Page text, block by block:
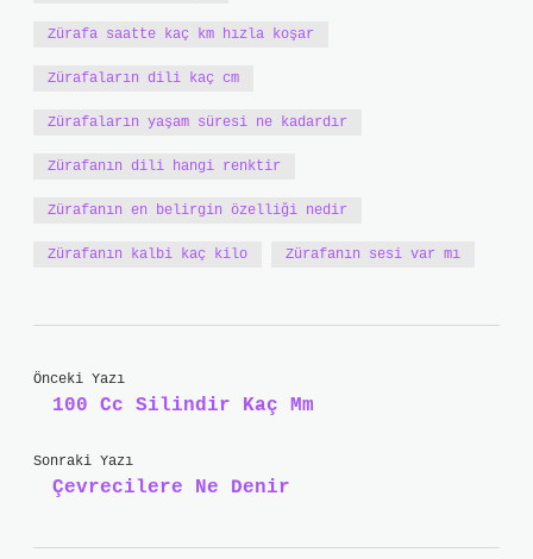
Zürafa saatte kaç km hızla koşar
Zürafaların dili kaç cm
Zürafaların yaşam süresi ne kadardır
Zürafanın dili hangi renktir
Zürafanın en belirgin özelliği nedir
Zürafanın kalbi kaç kilo Zürafanın sesi var mı
Önceki Yazı
100 Cc Silindir Kaç Mm
Sonraki Yazı
Çevrecilere Ne Denir